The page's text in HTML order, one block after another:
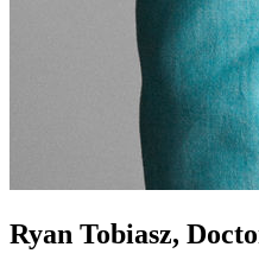
Ryan Tobiasz,